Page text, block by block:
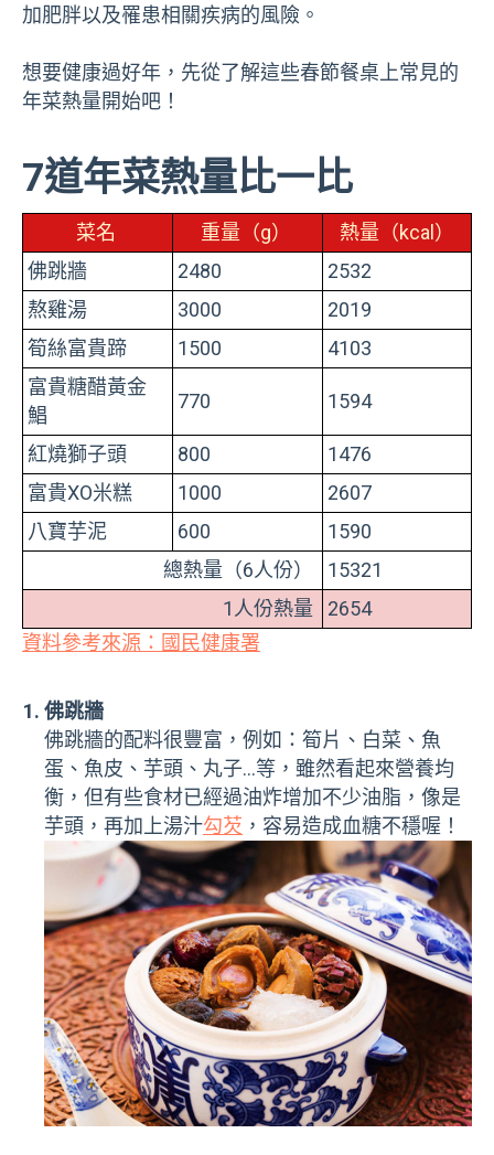
加肥胖以及罹患相關疾病的風險。
想要健康過好年，先從了解這些春節餐桌上常見的
年菜熱量開始吧！
7道年菜熱量比一比
菜名 重量（g）
熱量（kcal）
佛跳牆
2480
2532
熬雞湯
3000
2019
筍絲富貴蹄
1500
4103
富貴糖醋黃金
鯧
770 1594
紅燒獅子頭 800
1476
富貴XO米糕
1000
2607
八寶芋泥
600
1590
總熱量（6人份）
15321
1人份熱量
2654
資料參考來源：國民健康署
佛跳牆
佛跳牆的配料很豐富，例如：筍片、白菜、魚
蛋、魚皮、芋頭、丸子…等，雖然看起來營養均
衡，但有些食材已經過油炸增加不少油脂，像是
芋頭，再加上湯汁勾芡 ，容易造成血糖不穩喔！